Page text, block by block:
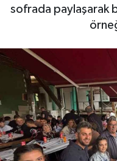
sofrada paylaşarak
Magazin
Spor
Eğitim